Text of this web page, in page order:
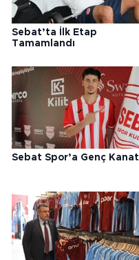
Sebat’ta İlk Etap
Tamamlandı
Sebat Spor’a Genç Kanat